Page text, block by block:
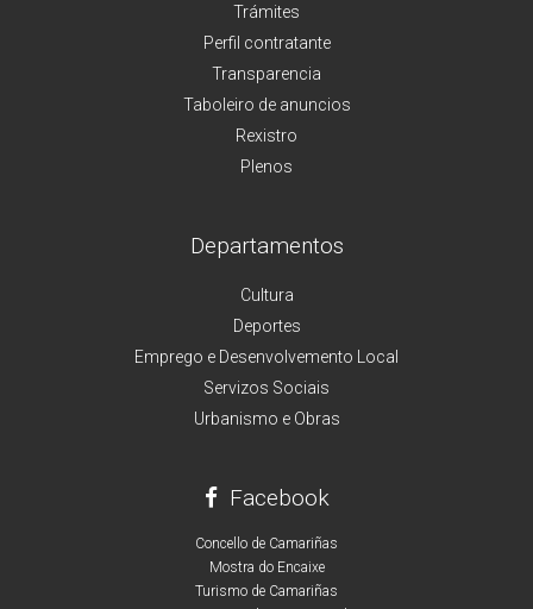
Trámites
Perfil contratante
Transparencia
Taboleiro de anuncios
Rexistro
Plenos
Departamentos
Cultura
Deportes
Emprego e Desenvolvemento Local
Servizos Sociais
Urbanismo e Obras
Facebook
Concello de Camariñas
Mostra do Encaixe
Turismo de Camariñas